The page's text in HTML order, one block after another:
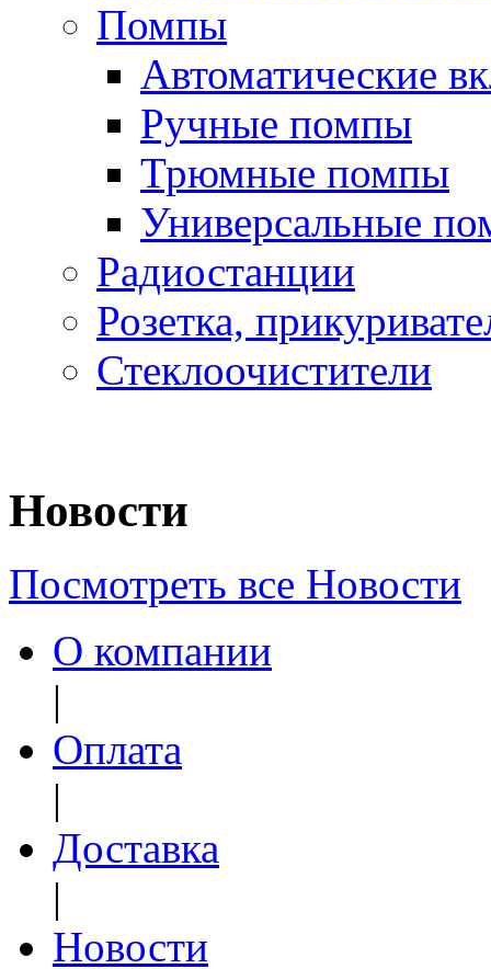
Помпы
Автоматические
Ручные помпы
Трюмные помпы
Универсальные
Радиостанции
Розетка,
Стеклоочистители
Новости
Посмотреть все Новости
О компании
|
Оплата
|
Доставка
|
Новости